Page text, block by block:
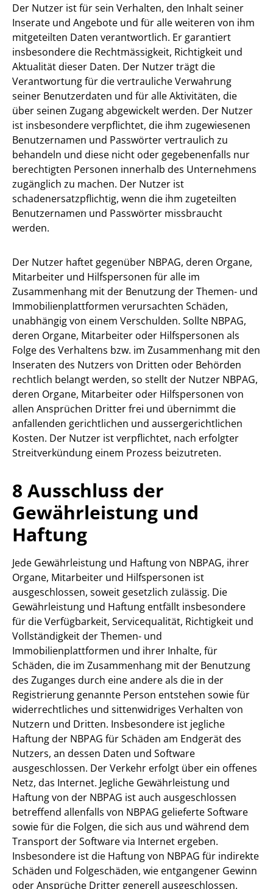
Der Nutzer ist für sein Verhalten, den Inhalt seiner
Inserate und Angebote und für alle weiteren von ihm
mitgeteilten Daten verantwortlich. Er garantiert
insbesondere die Rechtmässigkeit, Richtigkeit und
Aktualität dieser Daten. Der Nutzer trägt die
Verantwortung für die vertrauliche Verwahrung
seiner Benutzerdaten und für alle Aktivitäten, die
über seinen Zugang abgewickelt werden. Der Nutzer
ist insbesondere verpflichtet, die ihm zugewiesenen
Benutzernamen und Passwörter vertraulich zu
behandeln und diese nicht oder gegebenenfalls nur
berechtigten Personen innerhalb des Unternehmens
zugänglich zu machen. Der Nutzer ist
schadenersatzpflichtig, wenn die ihm zugeteilten
Benutzernamen und Passwörter missbraucht
werden.
Der Nutzer haftet gegenüber NBPAG, deren Organe,
Mitarbeiter und Hilfspersonen für alle im
Zusammenhang mit der Benutzung der Themen- und
Immobilienplattformen verursachten Schäden,
unabhängig von einem Verschulden. Sollte NBPAG,
deren Organe, Mitarbeiter oder Hilfspersonen als
Folge des Verhaltens bzw. im Zusammenhang mit den
Inseraten des Nutzers von Dritten oder Behörden
rechtlich belangt werden, so stellt der Nutzer NBPAG,
deren Organe, Mitarbeiter oder Hilfspersonen von
allen Ansprüchen Dritter frei und übernimmt die
anfallenden gerichtlichen und aussergerichtlichen
Kosten. Der Nutzer ist verpflichtet, nach erfolgter
Streitverkündung einem Prozess beizutreten.
8 Ausschluss der
Gewährleistung und
Haftung
Jede Gewährleistung und Haftung von NBPAG, ihrer
Organe, Mitarbeiter und Hilfspersonen ist
ausgeschlossen, soweit gesetzlich zulässig. Die
Gewährleistung und Haftung entfällt insbesondere
für die Verfügbarkeit, Servicequalität, Richtigkeit und
Vollständigkeit der Themen- und
Immobilienplattformen und ihrer Inhalte, für
Schäden, die im Zusammenhang mit der Benutzung
des Zuganges durch eine andere als die in der
Registrierung genannte Person entstehen sowie für
widerrechtliches und sittenwidriges Verhalten von
Nutzern und Dritten. Insbesondere ist jegliche
Haftung der NBPAG für Schäden am Endgerät des
Nutzers, an dessen Daten und Software
ausgeschlossen. Der Verkehr erfolgt über ein offenes
Netz, das Internet. Jegliche Gewährleistung und
Haftung von der NBPAG ist auch ausgeschlossen
betreffend allenfalls von NBPAG gelieferte Software
sowie für die Folgen, die sich aus und während dem
Transport der Software via Internet ergeben.
Insbesondere ist die Haftung von NBPAG für indirekte
Schäden und Folgeschäden, wie entgangener Gewinn
oder Ansprüche Dritter generell ausgeschlossen.